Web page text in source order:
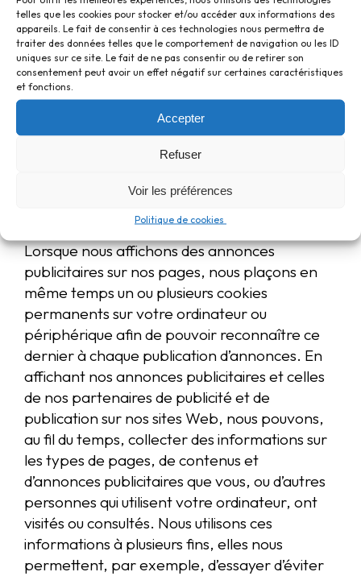
telles que les cookies pour stocker et/ou accéder aux informations des
appareils. Le fait de consentir à ces technologies nous permettra de
traiter des données telles que le comportement de navigation ou les ID
uniques sur ce site. Le fait de ne pas consentir ou de retirer son
consentement peut avoir un effet négatif sur certaines caractéristiques
et fonctions.
Accepter
Refuser
Voir les préférences
Politique de cookies
La navigation sur le site de Contomed est
susceptible d’entraîner l’enregistrement ou la
lecture, sur votre ordinateur, votre mobile ou
votre tablette, decookiessous réserve de
vos choix. Un cookie est un petit fichier texte
déposé sur votre ordinateur, votre mobile ou
votre tablette, lors de la visite d’un site. Dans
votre ordinateur les cookies sont gérés par
afficher de la publicité ciblée
Lorsque nous affichons des annonces
publicitaires sur nos pages, nous plaçons en
même temps un ou plusieurs cookies
permanents sur votre ordinateur ou
périphérique afin de pouvoir reconnaître ce
dernier à chaque publication d’annonces. En
affichant nos annonces publicitaires et celles
de nos partenaires de publicité et de
publication sur nos sites Web, nous pouvons,
au fil du temps, collecter des informations sur
les types de pages, de contenus et
d’annonces publicitaires que vous, ou d’autres
personnes qui utilisent votre ordinateur, ont
visités ou consultés. Nous utilisons ces
informations à plusieurs fins, elles nous
permettent, par exemple, d’essayer d’éviter